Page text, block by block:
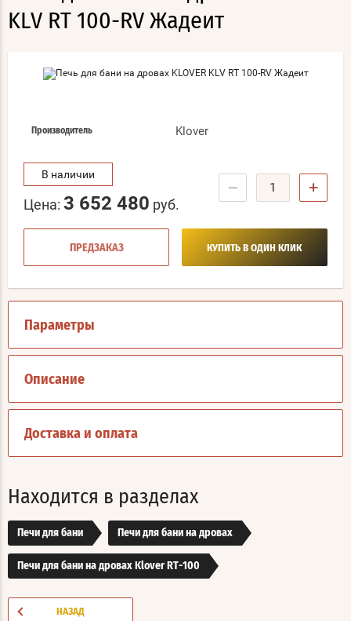
KLV RT 100-RV Жадеит
Производитель Klover
В наличии
Цена: 3 652 480 руб.
− +
ПРЕДЗАКАЗ КУПИТЬ В ОДИН КЛИК
Параметры
Описание
Доставка и оплата
Находится в разделах
Печи для бани Печи для бани на дровах
Печи для бани на дровах Klover RT-100
НАЗАД